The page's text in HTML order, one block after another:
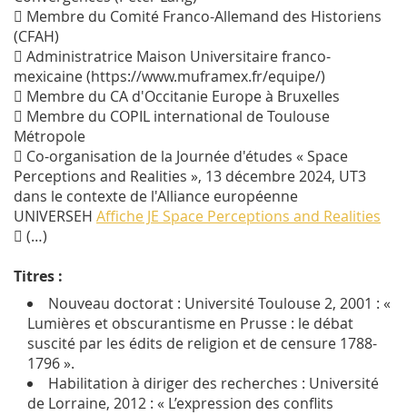
 Membre du Comité Franco-Allemand des Historiens
(CFAH)
 Administratrice Maison Universitaire franco-
mexicaine (https://www.muframex.fr/equipe/)
 Membre du CA d'Occitanie Europe à Bruxelles
 Membre du COPIL international de Toulouse
Métropole
 Co-organisation de la Journée d'études « Space
Perceptions and Realities », 13 décembre 2024, UT3
dans le contexte de l'Alliance européenne
UNIVERSEH Affiche JE Space Perceptions and Realities
 (…)
Titres :
Nouveau doctorat : Université Toulouse 2, 2001 : «
Lumières et obscurantisme en Prusse : le débat
suscité par les édits de religion et de censure 1788-
1796 ».
Habilitation à diriger des recherches : Université
de Lorraine, 2012 : « L’expression des conflits